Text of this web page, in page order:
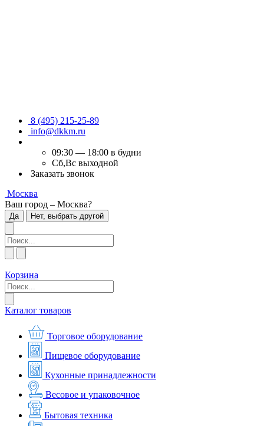
8 (495) 215-25-89
info@dkkm.ru
09:30 — 18:00 в будни
Сб,Вс выходной
Заказать звонок
Москва
Ваш город – Москва?
Да Нет, выбрать другой
Корзина
Каталог товаров
Торговое оборудование
Пищевое оборудование
Кухонные принадлежности
Весовое и упаковочное
Бытовая техника